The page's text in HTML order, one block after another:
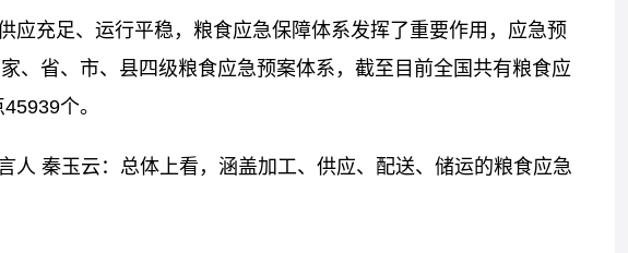
应充足、运行平稳，粮食应急保障体系发挥了重要作用，应急预
、省、市、县四级粮食应急预案体系，截至目前全国共有粮食应
个。
人 秦玉云：总体上看，涵盖加工、供应、配送、储运的粮食应急